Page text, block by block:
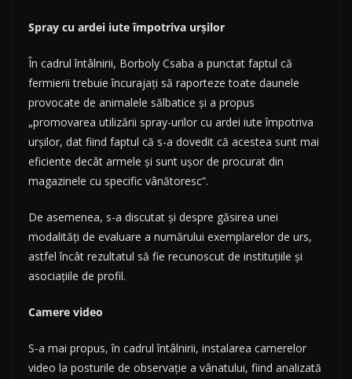
Spray cu ardei iute împotriva urșilor
În cadrul întâlnirii, Borboly Csaba a punctat faptul că
fermierii trebuie încurajaţi să raporteze toate daunele
provocate de animalele sălbatice şi a propus
„promovarea utilizării spray-urilor cu ardei iute împotriva
urşilor, dat fiind faptul că s-a dovedit că acestea sunt mai
eficiente decât armele şi sunt uşor de procurat din
magazinele cu specific vânătoresc”.
De asemenea, s-a discutat şi despre găsirea unei
modalităţi de evaluare a numărului exemplarelor de urs,
astfel încât rezultatul să fie recunoscut de instituţiile şi
asociaţiile de profil.
Camere video
S-a mai propus, în cadrul întâlnirii, instalarea camerelor
video la posturile de observaţie a vânatului, fiind analizată